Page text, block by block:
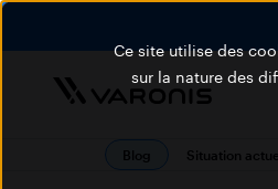
Ce site utilise des
sur la nature des
Blog Situation